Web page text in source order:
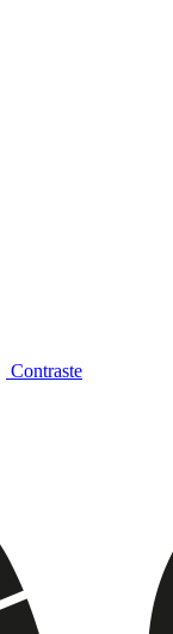
Contraste